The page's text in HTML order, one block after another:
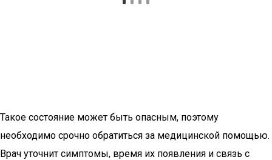
Такое состояние может быть опасным, поэтому
необходимо срочно обратиться за медицинской помощью.
Врач уточнит симптомы, время их появления и связь с